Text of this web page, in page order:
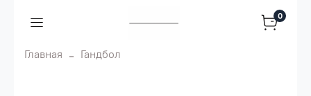
0
Главная Гандбол